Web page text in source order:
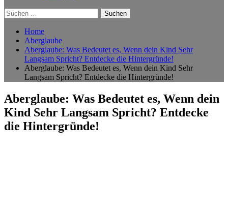
Suchen
nach:
Home
Aberglaube
Aberglaube: Was Bedeutet es, Wenn dein Kind Sehr
Langsam Spricht? Entdecke die Hintergründe!
Aberglaube: Was Bedeutet es, Wenn dein Kind Sehr
Langsam Spricht? Entdecke die Hintergründe!
Aberglaube: Was Bedeutet es, Wenn dein
Kind Sehr Langsam Spricht? Entdecke
die Hintergründe!